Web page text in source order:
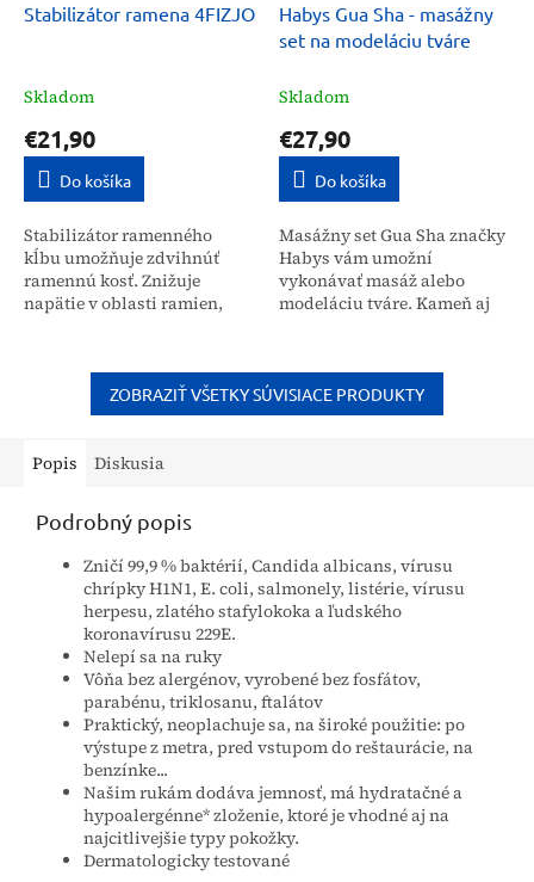
Stabilizátor ramena 4FIZJO
Skladom
€21,90
Do košíka
Stabilizátor ramenného
kĺbu umožňuje zdvihnúť
ramennú kosť. Znižuje
napätie v oblasti ramien,
túto časť tela. Ramenný...
Habys Gua Sha - masážny
set na modeláciu tváre
Skladom
€27,90
Do košíka
Masážny set Gua Sha značky
Habys vám umožní
vykonávať masáž alebo
modeláciu tváre. Kameň aj
celá súprava je zabalená v...
ZOBRAZIŤ VŠETKY SÚVISIACE PRODUKTY
Popis Diskusia
Podrobný popis
Zničí 99,9 % baktérií, Candida albicans, vírusu
chrípky H1N1, E. coli, salmonely, listérie, vírusu
herpesu, zlatého stafylokoka a ľudského
koronavírusu 229E.
Nelepí sa na ruky
Vôňa bez alergénov, vyrobené bez fosfátov,
parabénu, triklosanu, ftalátov
Praktický, neoplachuje sa, na široké použitie: po
výstupe z metra, pred vstupom do reštaurácie, na
benzínke...
Našim rukám dodáva jemnosť, má hydratačné a
hypoalergénne* zloženie, ktoré je vhodné aj na
najcitlivejšie typy pokožky.
Dermatologicky testované